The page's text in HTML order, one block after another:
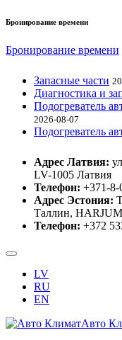
Бронирование времени
Бронирование времени
Запасные части
Диагностика и
Подогреватель
2026-08-07
Подогреватель
Адрес Латвия:
LV-1005 Латвия
Телефон: +371-8-
Адрес Эстония:
Таллин,
Телефон: +372
LV
RU
EN
Авто